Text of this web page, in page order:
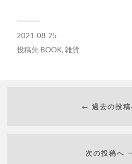
2021-08-25
投稿先 BOOK,雑貨
← 過去の投稿
次の投稿へ